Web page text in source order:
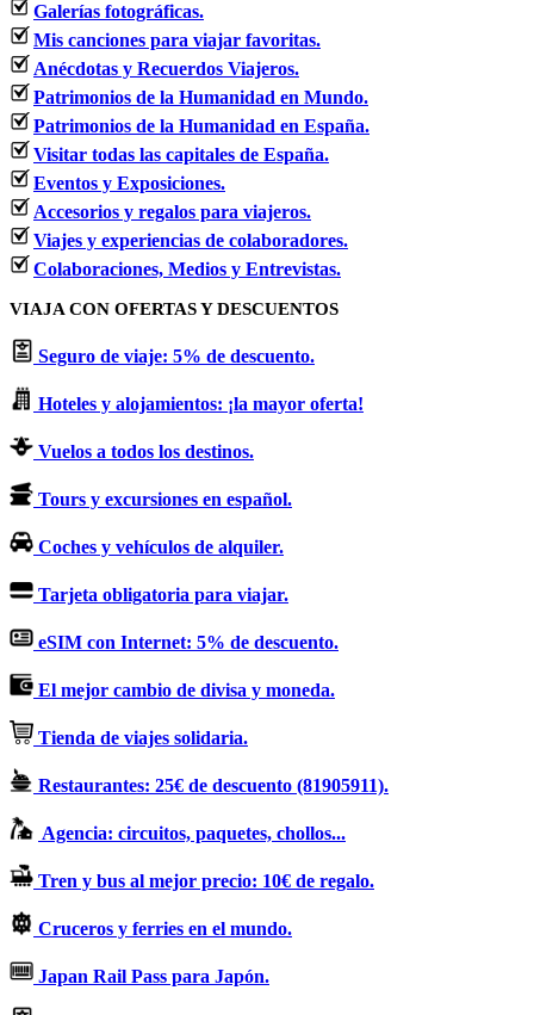
Galerías fotográficas.
Mis canciones para viajar favoritas.
Anécdotas y Recuerdos Viajeros.
Patrimonios de la Humanidad en Mundo.
Patrimonios de la Humanidad en España.
Visitar todas las capitales de España.
Eventos y Exposiciones.
Accesorios y regalos para viajeros.
Viajes y experiencias de colaboradores.
Colaboraciones, Medios y Entrevistas.
VIAJA CON OFERTAS Y DESCUENTOS
Seguro de viaje: 5% de descuento.
Hoteles y alojamientos: ¡la mayor oferta!
Vuelos a todos los destinos.
Tours y excursiones en español.
Coches y vehículos de alquiler.
Tarjeta obligatoria para viajar.
eSIM con Internet: 5% de descuento.
El mejor cambio de divisa y moneda.
Tienda de viajes solidaria.
Restaurantes: 25€ de descuento (81905911).
Agencia: circuitos, paquetes, chollos...
Tren y bus al mejor precio: 10€ de regalo.
Cruceros y ferries en el mundo.
Japan Rail Pass para Japón.